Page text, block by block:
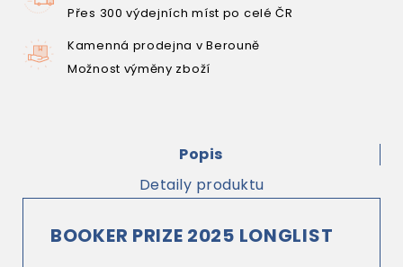
Přes 300 výdejních míst po celé ČR
Kamenná prodejna v Berouně
Možnost výměny zboží
Popis
Detaily produktu
BOOKER PRIZE 2025 LONGLIST